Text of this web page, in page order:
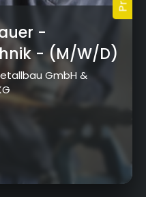
-
- (M/W/D)
GmbH &